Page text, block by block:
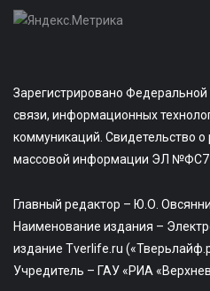
Зарегистрировано
связи, информационных
коммуникаций. Свидетельство о
массовой информации ЭЛ
Главный редактор – Ю.О.
Наименование издания –
издание Tverlife.ru
Учредитель – ГАУ «РИА